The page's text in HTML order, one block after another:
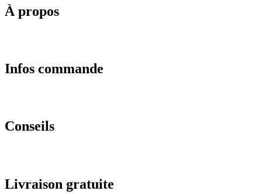
À propos
Infos commande
Conseils
Livraison gratuite